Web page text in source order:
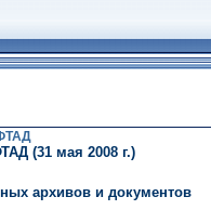
(31 мая 2008 г.)
архивов и документов